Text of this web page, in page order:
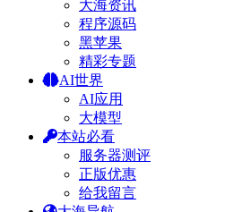
大海资讯
程序源码
黑苹果
精彩专题
AI世界
AI应用
大模型
本站必看
服务器测评
正版优惠
给我留言